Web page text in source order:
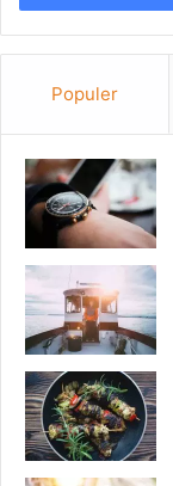
Populer